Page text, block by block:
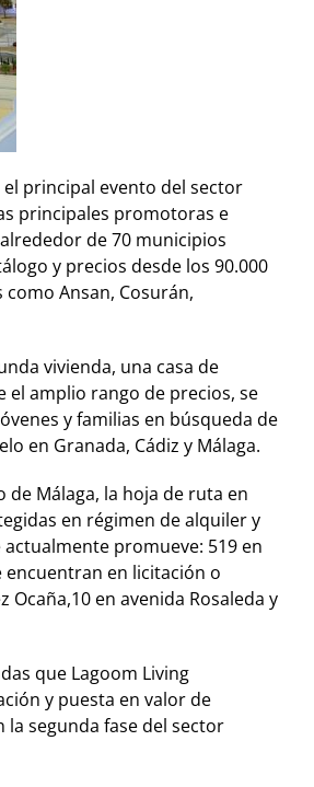
el principal evento del sector
principales promotoras e
de 70 municipios
y precios desde los 90.000
Ansan, Cosurán,
vivienda, una casa de
amplio rango de precios, se
y familias en búsqueda de
en Granada, Cádiz y Málaga.
Málaga, la hoja de ruta en
en régimen de alquiler y
promueve: 519 en
encuentran en licitación o
en avenida Rosaleda y
que Lagoom Living
y puesta en valor de
segunda fase del sector